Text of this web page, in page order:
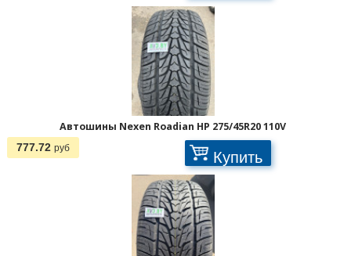
Автошины Nexen Roadian HP 275/45R20 110V
777.72 руб Купить